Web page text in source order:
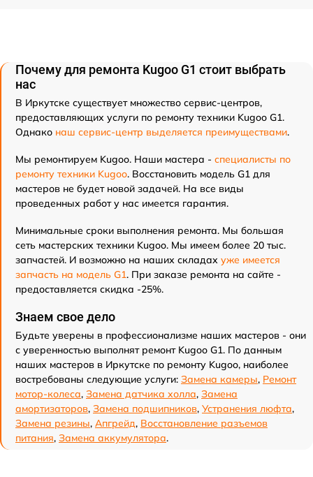
Почему для ремонта Kugoo G1 стоит выбрать
нас
В Иркутске существует множество сервис-центров,
предоставляющих услуги по ремонту техники Kugoo G1.
Однако наш сервис-центр выделяется преимуществами.
Мы ремонтируем Kugoo. Наши мастера - специалисты по
ремонту техники Kugoo. Восстановить модель G1 для
мастеров не будет новой задачей. На все виды
проведенных работ у нас имеется гарантия.
Минимальные сроки выполнения ремонта. Мы большая
сеть мастерских техники Kugoo. Мы имеем более 20 тыс.
запчастей. И возможно на наших складах уже имеется
запчасть на модель G1. При заказе ремонта на сайте -
предоставляется скидка -25%.
Знаем свое дело
Будьте уверены в профессионализме наших мастеров - они
с уверенностью выполнят ремонт Kugoo G1. По данным
наших мастеров в Иркутске по ремонту Kugoo, наиболее
востребованы следующие услуги: Замена камеры, Ремонт
мотор-колеса, Замена датчика холла, Замена
амортизаторов, Замена подшипников, Устранения люфта,
Замена резины, Апгрейд, Восстановление разъемов
питания, Замена аккумулятора.